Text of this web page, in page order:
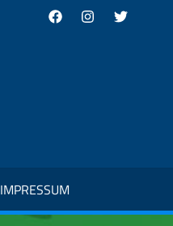
FacebookInstagram
Twitter
IMPRESSUM